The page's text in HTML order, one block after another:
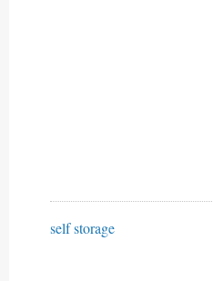
self storage